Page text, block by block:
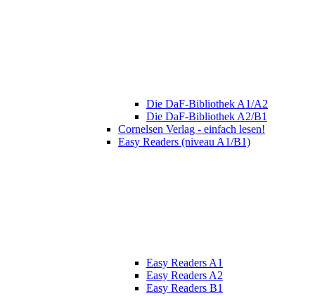
Die DaF-Bibliothek A1/A2
Die DaF-Bibliothek A2/B1
Cornelsen Verlag - einfach lesen!
Easy Readers (niveau A1/B1)
Easy Readers A1
Easy Readers A2
Easy Readers B1